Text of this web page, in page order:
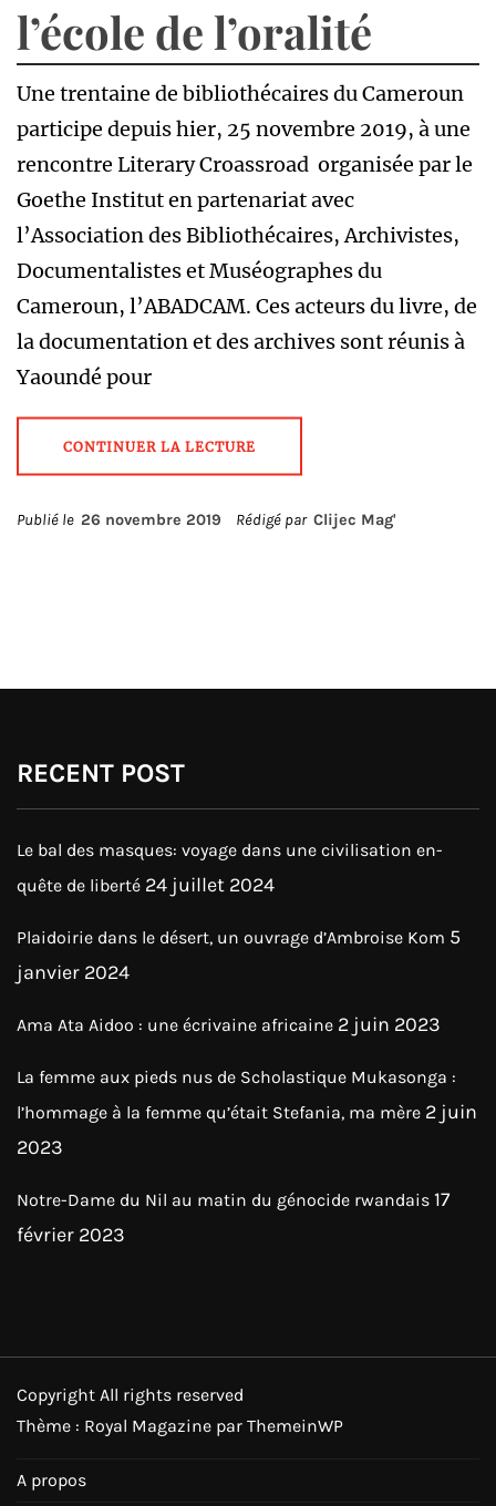
l’école de l’oralité
Une trentaine de bibliothécaires du Cameroun
participe depuis hier, 25 novembre 2019, à une
rencontre Literary Croassroad organisée par le
Goethe Institut en partenariat avec
l’Association des Bibliothécaires, Archivistes,
Documentalistes et Muséographes du
Cameroun, l’ABADCAM. Ces acteurs du livre, de
la documentation et des archives sont réunis à
Yaoundé pour
CONTINUER LA LECTURE
Publié le 26 novembre 2019 Rédigé par Clijec Mag'
RECENT POST
Le bal des masques: voyage dans une civilisation en-
quête de liberté 24 juillet 2024
Plaidoirie dans le désert, un ouvrage d’Ambroise Kom 5
janvier 2024
Ama Ata Aidoo : une écrivaine africaine 2 juin 2023
La femme aux pieds nus de Scholastique Mukasonga :
l’hommage à la femme qu’était Stefania, ma mère 2 juin
2023
Notre-Dame du Nil au matin du génocide rwandais 17
février 2023
Copyright All rights reserved
Thème : Royal Magazine par ThemeinWP
A propos